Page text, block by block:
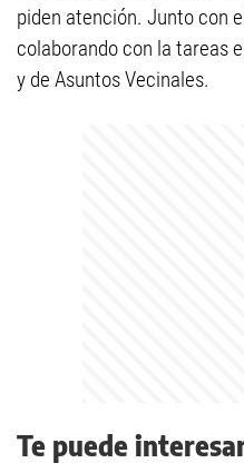
piden atención. Junto con
colaborando con la tareas
y de Asuntos Vecinales.
Te puede